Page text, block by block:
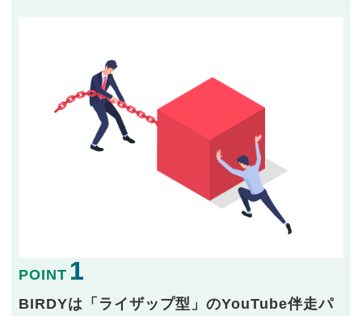
POINT 1
BIRDYは「ライザップ型」のYouTube伴走パ